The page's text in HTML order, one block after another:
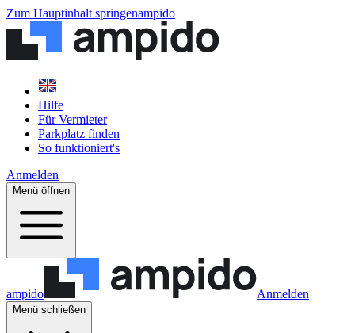
Zum Hauptinhalt springenampido
Hilfe
Für Vermieter
Parkplatz finden
So funktioniert's
Anmelden
Menü öffnen
ampido Anmelden
Menü schließen